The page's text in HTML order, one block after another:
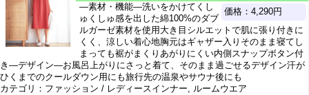
価格：4,290円
―素材・機能―洗いをかけてくし
ゅくしゅ感を出した綿100%のダブ
ルガーゼ素材を使用大き目シルエットで肌に張り付きに
くく、涼しい着心地胸元はギャザー入りそのまま寝てし
まっても裾がまくりあがりにくい内側スナップボタン付
き―デザイン―お風呂上がりにさっと着て、そのまま過ごせるデザイン汗が
ひくまでのクールダウン用にも旅行先の温泉やサウナ後にも
カテゴリ：ファッション / レディースインナー, ルームウエア